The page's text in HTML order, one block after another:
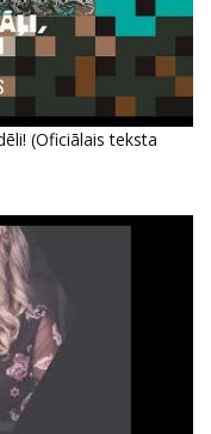
(Oficiālais teksta